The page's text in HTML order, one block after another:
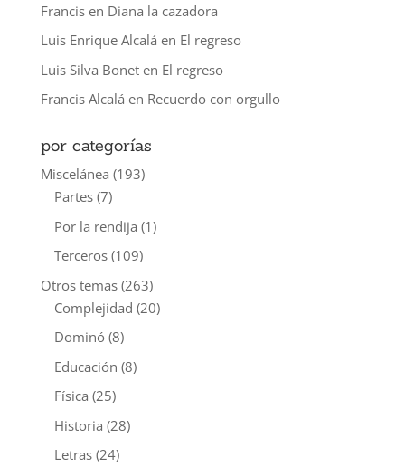
Francisen Diana la cazadora
Luis Enrique Alcalá en El regreso
Luis Silva Boneten El regreso
Francis Alcalá en Recuerdo con orgullo
por categorías
Miscelánea (193)
Partes(7)
Por la rendija (1)
Terceros(109)
Otros temas(263)
Complejidad (20)
Dominó(8)
Educación (8)
Física (25)
Historia (28)
Letras(24)